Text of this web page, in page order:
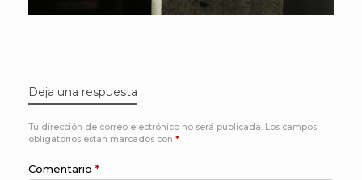
Deja una respuesta
Tu dirección de correo electrónico no será publicada. Los campos
obligatorios están marcados con *
Comentario *